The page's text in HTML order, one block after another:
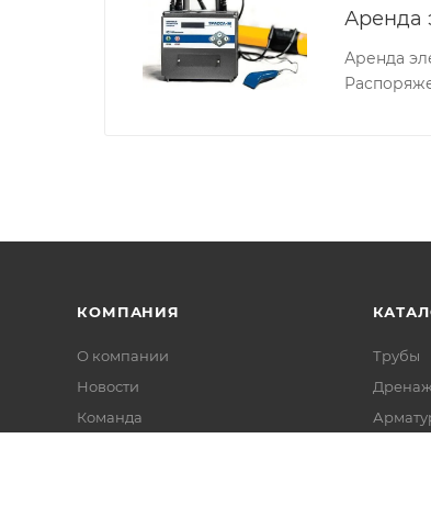
Аренда
Аренда
КОМПАНИЯ
О компании
Новости
Команда
Трубы